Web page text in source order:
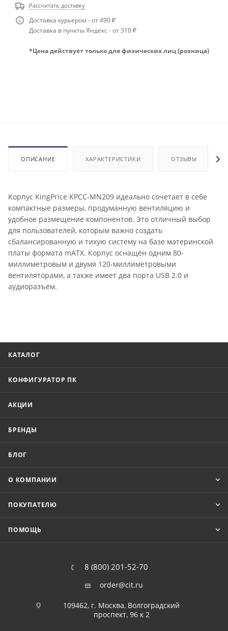
Рассчитать доставку
Доставка курьером - от 490 ₽
Доставка в пункты Яндекс - от 310 ₽
*Цена действует только для физических лиц (розница)
ОПИСАНИЕ ХАРАКТЕРИСТИКИ ОТЗЫВЫ
Корпус KingPrice KPCC-MN209 идеально сочетает в себе
компактные размеры, продуманную вентиляцию и
удобное размещение компонентов. Это отличный выбор
для пользователей, которым важно создать
сбалансированную и тихую систему на базе материнской
платы формата mATX. Корпус оснащён одним 80-
миллиметровым и двумя 120-миллиметровыми
вентиляторами, а также имеет два порта USB 2.0 и
аудиоразъём.
КАТАЛОГ
КОНФИГУРАТОР ПК
АКЦИИ
БРЕНДЫ
БЛОГ
О КОМПАНИИ
ПОКУПАТЕЛЮ
ПОМОЩЬ
8 (800) 201-52-70
order@cit.ru
109462, г. Москва, Волгоградский
проспект, 96 к 2